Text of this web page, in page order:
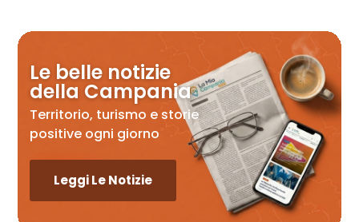
Le belle notizie
della Campania
Territorio, turismo e storie
positive ogni giorno
Leggi Le Notizie